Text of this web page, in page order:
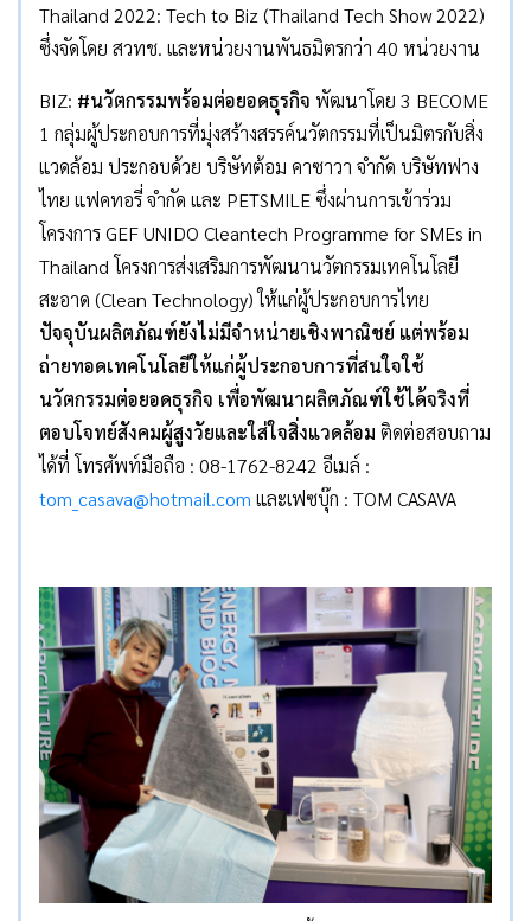
Thailand 2022: Tech to Biz (Thailand Tech Show 2022)
ซึ่งจัดโดย สวทช. และหน่วยงานพันธมิตรกว่า 40 หน่วยงาน
BIZ: #นวัตกรรมพร้อมต่อยอดธุรกิจ พัฒนาโดย 3 BECOME
1 กลุ่มผู้ประกอบการที่มุ่งสร้างสรรค์นวัตกรรมที่เป็นมิตรกับสิ่ง
แวดล้อม ประกอบด้วย บริษัทต้อม คาซาวา จำกัด บริษัทฟาง
ไทย แฟคทอรี่ จำกัด และ PETSMILE ซึ่งผ่านการเข้าร่วม
โครงการ GEF UNIDO Cleantech Programme for SMEs in
Thailand โครงการส่งเสริมการพัฒนานวัตกรรมเทคโนโลยี
สะอาด (Clean Technology) ให้แก่ผู้ประกอบการไทย
ปัจจุบันผลิตภัณฑ์ยังไม่มีจำหน่ายเชิงพาณิชย์ แต่พร้อม
ถ่ายทอดเทคโนโลยีให้แก่ผู้ประกอบการที่สนใจใช้
นวัตกรรมต่อยอดธุรกิจ เพื่อพัฒนาผลิตภัณฑ์ใช้ได้จริงที่
ตอบโจทย์สังคมผู้สูงวัยและใส่ใจสิ่งแวดล้อม ติดต่อสอบถาม
ได้ที่ โทรศัพท์มือถือ : 08-1762-8242 อีเมล์ :
tom_casava@hotmail.com และเฟซบุ๊ก : TOM CASAVA